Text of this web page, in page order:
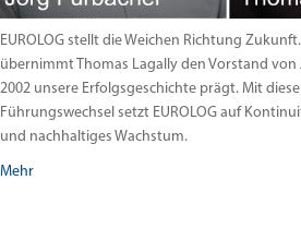
EUROLOG stellt die Weichen Richtung
übernimmt Thomas Lagally den Vorstand von
2002 unsere Erfolgsgeschichte prägt. Mit
Führungswechsel setzt EUROLOG auf
und nachhaltiges Wachstum.
Mehr